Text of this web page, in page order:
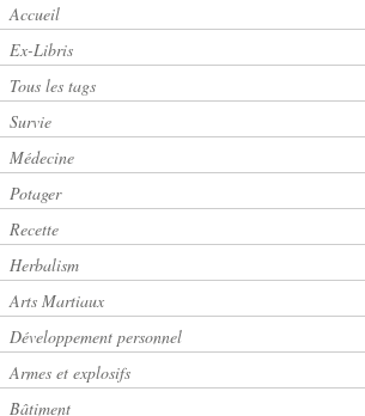
Accueil
Ex-Libris
Tous les tags
Survie
Médecine
Potager
Recette
Herbalism
Arts Martiaux
Développement personnel
Armes et explosifs
Bâtiment